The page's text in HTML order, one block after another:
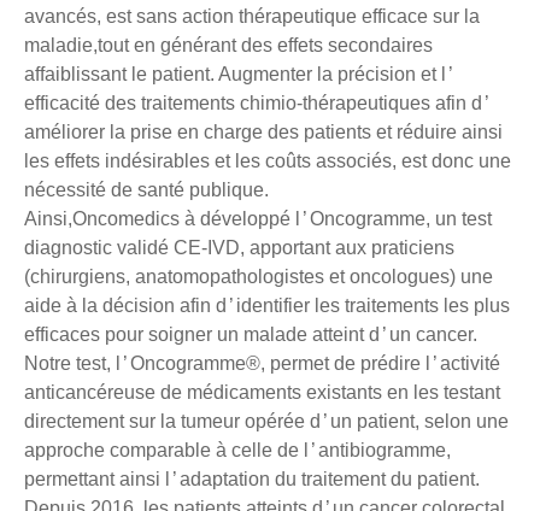
avancés, est sans action thérapeutique efficace sur la
maladie,tout en générant des effets secondaires
affaiblissant le patient. Augmenter la précision et l ’
efficacité des traitements chimio-thérapeutiques afin d ’
améliorer la prise en charge des patients et réduire ainsi
les effets indésirables et les coûts associés, est donc une
nécessité de santé publique.
Ainsi,Oncomedics à développé l ’ Oncogramme, un test
diagnostic validé CE-IVD, apportant aux praticiens
(chirurgiens, anatomopathologistes et oncologues) une
aide à la décision afin d ’ identifier les traitements les plus
efficaces pour soigner un malade atteint d ’ un cancer.
Notre test, l ’ Oncogramme®, permet de prédire l ’ activité
anticancéreuse de médicaments existants en les testant
directement sur la tumeur opérée d ’ un patient, selon une
approche comparable à celle de l ’ antibiogramme,
permettant ainsi l ’ adaptation du traitement du patient.